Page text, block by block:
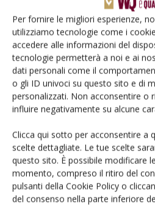
Per fornire le migliori esperienze,
utilizziamo tecnologie come i
accedere alle informazioni del
tecnologie permetterà a noi e ai
dati personali come il
o gli ID univoci su questo sito e di
personalizzati. Non acconsentire o
influire negativamente su alcune
Clicca qui sotto per acconsentire a
scelte dettagliate. Le tue scelte
questo sito. È possibile modificare
momento, compreso il ritiro del
pulsanti della Cookie Policy o
del consenso nella parte inferiore
ATTUALITÀ
Misura promozione
2027
Di Lorenzo Tosi 19 Ottobre 2021